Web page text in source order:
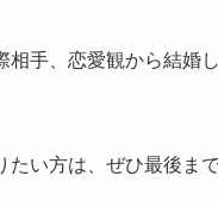
手、恋愛観から結婚
い方は、ぜひ最後ま